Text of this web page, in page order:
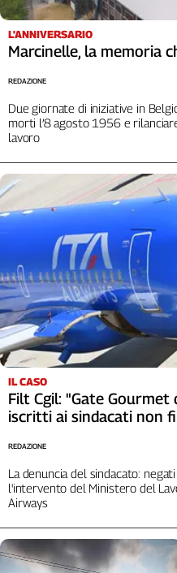
L'ANNIVERSARIO
Marcinelle, la memoria
Due giornate di iniziative in
morti l’8 agosto 1956 e
lavoro
REDAZIONE
IL CASO
Filt Cgil: "Gate
iscritti ai sindacati non
La denuncia del sindacato:
l'intervento del Ministero del
Airways
REDAZIONE